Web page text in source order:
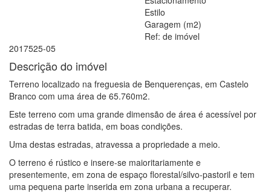
Estilo
Garagem (m2)
Ref: de imóvel
2017525-05
Descrição do imóvel
Terreno localizado na freguesia de Benquerenças, em Castelo
Branco com uma área de 65.760m2.
Este terreno com uma grande dimensão de área é acessível por
estradas de terra batida, em boas condições.
Uma destas estradas, atravessa a propriedade a meio.
O terreno é rústico e insere-se maioritariamente e
presentemente, em zona de espaço florestal/silvo-pastoril e tem
uma pequena parte inserida em zona urbana a recuperar.